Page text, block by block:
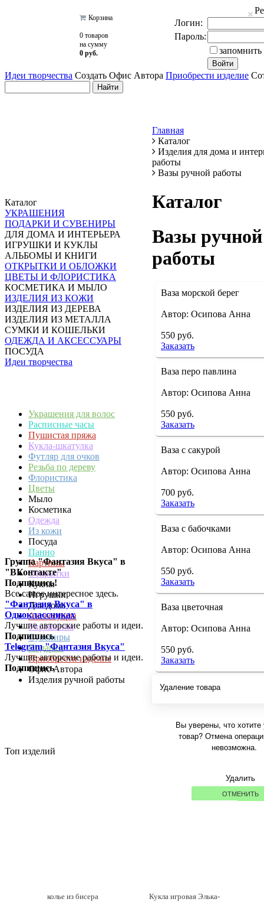
Корзина
0 товаров
на сумму
0 руб.
Логин:
Пароль:
запомнить
Идеи творчества Создать Офис Автора Приобрести изделие
Каталог
УКРАШЕНИЯ
ПОДАРКИ И СУВЕНИРЫ
ДЛЯ ДОМА И ИНТЕРЬЕРА
ИГРУШКИ И КУКЛЫ
АЛЬБОМЫ И КНИГИ
ОТКРЫТКИ И ОБЛОЖКИ
ЦВЕТЫ И ФЛОРИСТИКА
КОСМЕТИКА И МЫЛО
ИЗДЕЛИЯ ИЗ КОЖИ
ИЗДЕЛИЯ ИЗ ДЕРЕВА
ИЗДЕЛИЯ ИЗ МЕТАЛЛА
СУМКИ И КОШЕЛЬКИ
ОДЕЖДА И АКСЕССУАРЫ
ПОСУДА
Идеи творчества
Украшения для волос
Расписные часы
Пушистая пряжа
Кукла-шкатулка
Футляр для очков
Резьба по дереву
Флористика
Цветы
Мыло
Косметика
Одежда
Из кожи
Посуда
Панно
Картины
Открытки
Куклы
Игрушки
Для дома
Аксессуары
Украшения
Сувениры
Подарки
Приобрести изделие
Офис Автора
Изделия ручной работы
Группа "Фантазия Вкуса" в
"ВКонтакте"
Подпишись!
Все самое интересное здесь.
"Фантазия Вкуса" в
Одноклассниках
Лучшие авторские работы и идеи.
Подпишись
Telegram "Фантазия Вкуса"
Лучшие авторские работы и идеи.
Подпишись
Главная
Каталог
Изделия для дома и
работы
Вазы ручной работы
Каталог
Вазы ручной
работы
Ваза морской берег
Автор: Осипова Анна
550 руб.
Заказать
Ваза перо павлина
Автор: Осипова Анна
550 руб.
Заказать
Ваза с сакурой
Автор: Осипова Анна
700 руб.
Заказать
Ваза с бабочками
Автор: Осипова Анна
550 руб.
Заказать
Ваза цветочная
Автор: Осипова Анна
550 руб.
Заказать
Удаление товара
Вы уверены, что хотите
товар? Отмена
невозможна.
Удалить
ОТМЕНИТЬ
Топ изделий
колье из бисера
Кукла игровая Элька-